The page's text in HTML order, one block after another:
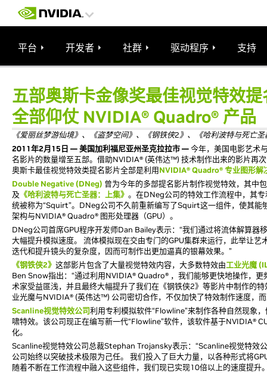
平台 开发者 社群 驱动程序 支持
五部奥斯卡金像奖最佳视觉特效
全部仰仗 NVIDIA® Quadro® 产品
《爱丽丝梦游仙境》、《盗梦空间》、《钢铁侠2》、《哈利波特与死亡
2011年2月15日 — 美国加利福尼亚州圣克拉拉市 —今年，美国电影艺术
名影片的数量增至五部。借助NVIDIA® (英伟达™) 技术制作出来的影片再
奥斯卡最佳视觉特效类提名影片全部是利用NVIDIA® Quadro® 专业图形解
Double Negative (DNeg) 曾为今年的多部提名影片制作视觉特效，其中
及 《哈利波特与死亡圣器：上集》 。在DNeg公司的特效工作流程中，其
统被称为“Squirt”。DNeg公司不久前重新编写了Squirt这一组件，使其能
架构与NVIDIA® Quadro® 图形处理器（GPU）。
DNeg公司首席GPU程序开发师Dan Bailey表示：“我们通过将流体解算器
大幅提升模拟速度。 流体模拟现在交由专门的GPU集群来运行，此举让艺
迭代和提升镜头的复杂度，因而可制作出更加逼真的银幕效果。”
《钢铁侠2》 这部影片包含了大量视觉特效内容，大多数特效由工业光魔
Ben Snow指出：“通过利用NVIDIA® Quadro® ，我们能够更快地操作，
术家受益匪浅，并且最终大幅提升了我们在《钢铁侠2》等影片中制作的
业光魔与NVIDIA® (英伟达™) 公司密切合作，不仅加快了特效制作速度，
Scanline视觉特效公司利用专利模拟软件“Flowline”来制作各种自然现象
啸特效。该公司现正在编写新一代“Flowline”软件，该软件基于NVIDIA®
化。
Scanline视觉特效公司总裁Stephan Trojansky表示：“Scanline视觉特效
公司始终以突破技术极限为己任。 我们投入了巨大力量，以各种形式将
随着不断在工作流程中融入这些组件，我们现已实现10倍以上的速度提升